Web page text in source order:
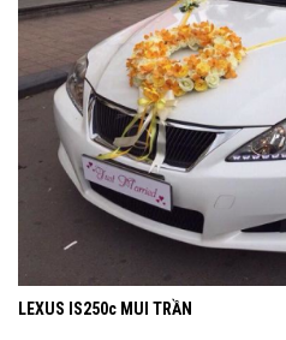
LEXUS IS250c MUI TRẦN